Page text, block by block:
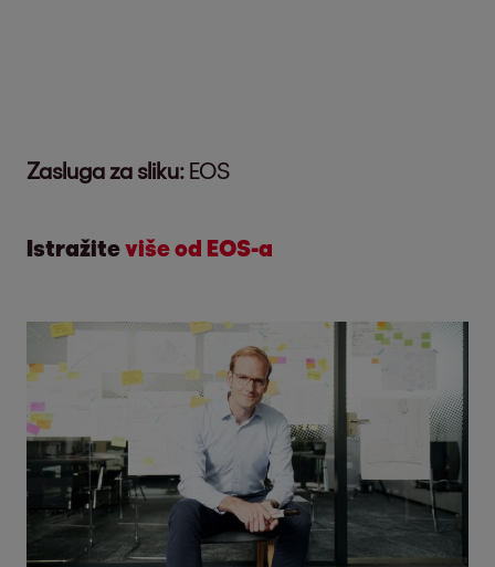
Zasluga za sliku: EOS
Istražiteviše od EOS-a